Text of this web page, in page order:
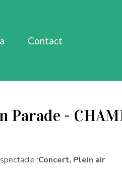
Contact
Parade -
:Concert, Plein air